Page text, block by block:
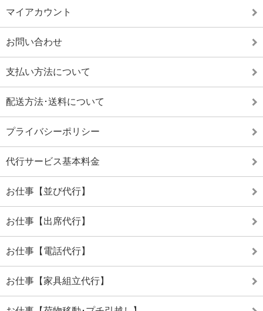
マイアカウント
お問い合わせ
支払い方法について
配送方法･送料について
プライバシーポリシー
代行サービス基本料金
お仕事【並び代行】
お仕事【出席代行】
お仕事【電話代行】
お仕事【家具組立代行】